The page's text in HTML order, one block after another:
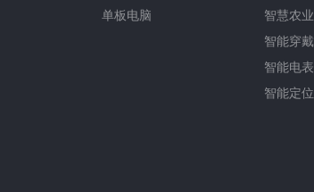
单板电脑
智慧农业
智能穿戴
智能电表
智能定位